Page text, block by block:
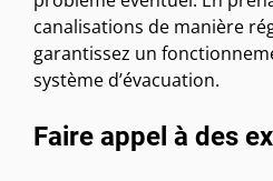
canalisations de manière
garantissez un
système d’évacuation.
Faire appel à des